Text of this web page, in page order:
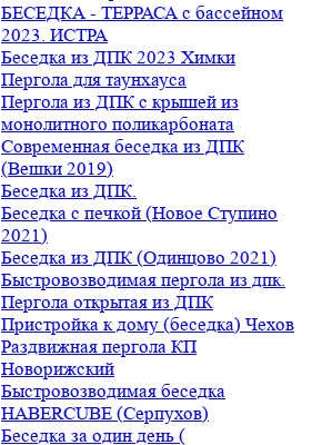
БЕСЕДКА - ТЕРРАСА с бассейном
2023. ИСТРА
Беседка из ДПК 2023 Химки
Пергола для таунхауса
Пергола из ДПК с крышей из
монолитного поликарбоната
Современная беседка из ДПК
(Вешки 2019)
Беседка из ДПК.
Беседка с печкой (Новое Ступино
2021)
Беседка из ДПК (Одинцово 2021)
Быстровозводимая пергола из дпк.
Пергола открытая из ДПК
Пристройка к дому (беседка) Чехов
Раздвижная пергола КП
Новорижский
Быстровозводимая беседка
HABERCUBE (Серпухов)
Беседка за один день (